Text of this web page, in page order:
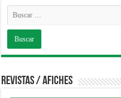
Revistas / Afiches